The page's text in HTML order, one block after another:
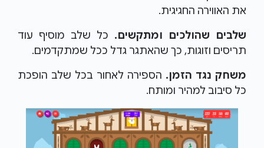
את האווירה החגיגית.
שלבים שהולכים ומתקשים. כל שלב מוסיף עוד
תריסים וזוגות, כך שהאתגר גדל ככל שמתקדמים.
משחק נגד הזמן. הספירה לאחור בכל שלב הופכת
כל סיבוב למהיר ומותח.